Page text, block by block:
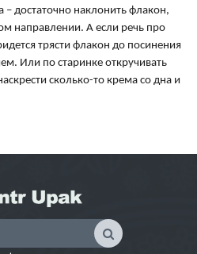
достаточно наклонить флакон,
направлении. А если речь про
трясти флакон до посинения
Или по старинке откручивать
сколько-то крема со дна и